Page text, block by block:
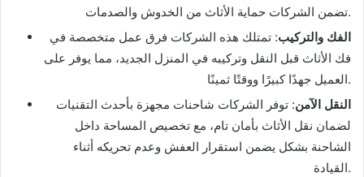
تضمن الشركات حماية الأثاث من الخدوش والصدمات.
الفك والتركيب: تمتلك هذه الشركات فرق عمل متخصصة في
فك الأثاث قبل النقل وتركيبه في المنزل الجديد، مما يوفر على
العميل جهدًا كبيرًا ووقتًا ثمينًا.
النقل الآمن: توفر الشركات شاحنات مجهزة بأحدث التقنيات
لضمان نقل الأثاث بأمان تام، مع تخصيص المساحة داخل
الشاحنة بشكل يضمن استقرار العفش وعدم تحريكه أثناء
القيادة.